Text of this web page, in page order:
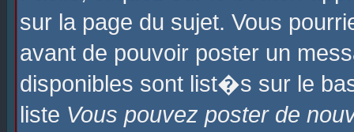
sur la page du sujet. Vous
avant de pouvoir poster un
disponibles sont list�s sur le
liste Vous pouvez poster de